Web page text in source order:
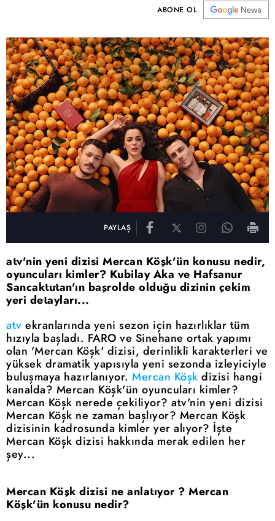
ABONE OL
PAYLAŞ
atv'nin yeni dizisi Mercan Köşk'ün konusu nedir,
oyuncuları kimler? Kubilay Aka ve Hafsanur
Sancaktutan'ın başrolde olduğu dizinin çekim
yeri detayları...
atv ekranlarında yeni sezon için hazırlıklar tüm
hızıyla başladı. FARO ve Sinehane ortak yapımı
olan 'Mercan Köşk' dizisi, derinlikli karakterleri ve
yüksek dramatik yapısıyla yeni sezonda izleyiciyle
buluşmaya hazırlanıyor. Mercan Köşk dizisi hangi
kanalda? Mercan Köşk'ün oyuncuları kimler?
Mercan Köşk nerede çekiliyor? atv'nin yeni dizisi
Mercan Köşk ne zaman başlıyor? Mercan Köşk
dizisinin kadrosunda kimler yer alıyor? İşte
Mercan Köşk dizisi hakkında merak edilen her
şey...
Mercan Köşk dizisi ne anlatıyor ? Mercan
Köşk'ün konusu nedir?